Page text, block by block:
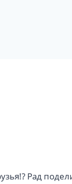
Рад